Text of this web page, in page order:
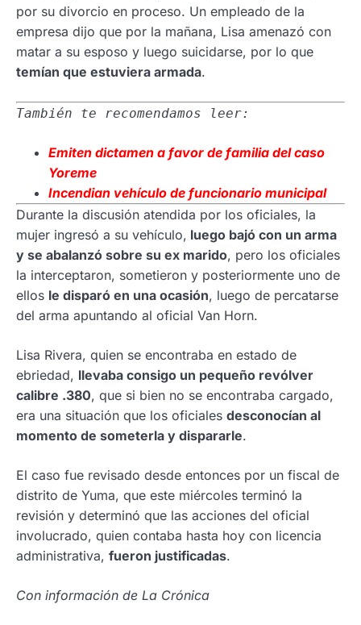
por su divorcio en proceso. Un empleado de la
empresa dijo que por la mañana, Lisa amenazó con
matar a su esposo y luego suicidarse, por lo que
temían que estuviera armada.
También te recomendamos leer:
Emiten dictamen a favor de familia del caso
Yoreme
Incendian vehículo de funcionario municipal
Durante la discusión atendida por los oficiales, la
mujer ingresó a su vehículo, luego bajó con un arma
y se abalanzó sobre su ex marido, pero los oficiales
la interceptaron, sometieron y posteriormente uno de
ellos le disparó en una ocasión, luego de percatarse
del arma apuntando al oficial Van Horn.
Lisa Rivera, quien se encontraba en estado de
ebriedad, llevaba consigo un pequeño revólver
calibre .380, que si bien no se encontraba cargado,
era una situación que los oficiales desconocían al
momento de someterla y dispararle.
El caso fue revisado desde entonces por un fiscal de
distrito de Yuma, que este miércoles terminó la
revisión y determinó que las acciones del oficial
involucrado, quien contaba hasta hoy con licencia
administrativa, fueron justificadas.
Con información de La Crónica